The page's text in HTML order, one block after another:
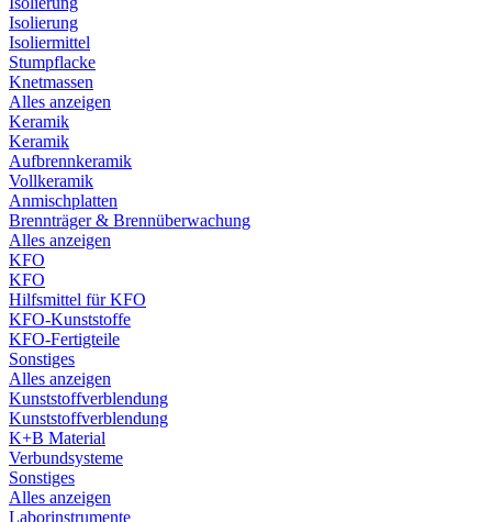
Isolierung
Isoliermittel
Stumpflacke
Knetmassen
Alles anzeigen
Keramik
Keramik
Aufbrennkeramik
Vollkeramik
Anmischplatten
Brennträger & Brennüberwachung
Alles anzeigen
KFO
KFO
Hilfsmittel für KFO
KFO-Kunststoffe
KFO-Fertigteile
Sonstiges
Alles anzeigen
Kunststoffverblendung
Kunststoffverblendung
K+B Material
Verbundsysteme
Sonstiges
Alles anzeigen
Laborinstrumente